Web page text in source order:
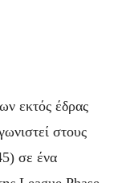
εκτός έδρας
στους
σε ένα